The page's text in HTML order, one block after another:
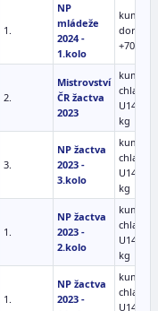
1.
NP
mládeže
2024 -
1.kolo
kumite
+70 kg
2.
Mistrovství
ČR žactva
2023
kumite
chlapci
U14 +55
kg
3.
NP žactva
2023 -
3.kolo
kumite
chlapci
U14 +55
kg
1.
NP žactva
2023 -
2.kolo
kumite
chlapci
U14 +55
kg
1.
NP žactva
2023 -
kumite
chlapci
U14 +55